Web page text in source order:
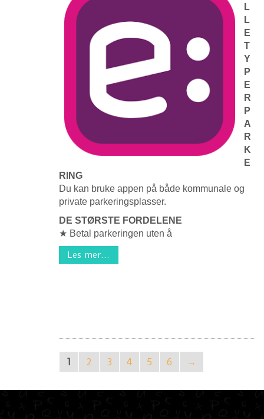
L
L
E
T
Y
P
E
R
P
A
R
K
E
RING
Du kan bruke appen på både kommunale og
private parkeringsplasser.
DE STØRSTE FORDELENE
★ Betal parkeringen uten å
Les mer...
1 2 3 4 5 6 →